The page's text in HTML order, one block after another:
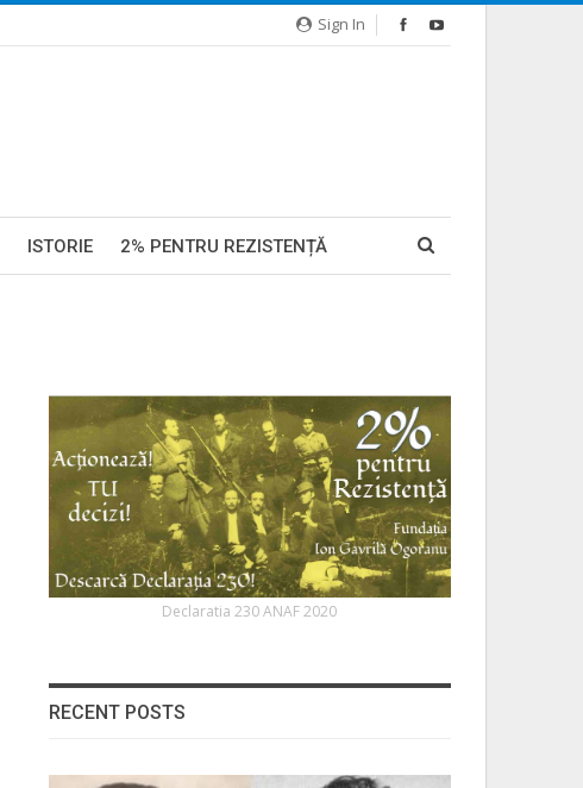
Sign In
ISTORIE 2% PENTRU REZISTENȚĂ
Declaratia 230 ANAF 2020
RECENT POSTS